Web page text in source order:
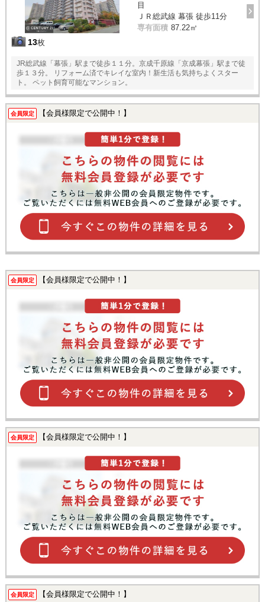
13枚
目
ＪＲ総武線 幕張 徒歩11分
専有面積 87.22㎡
JR総武線「幕張」駅まで徒歩１１分。京成千原線「京成幕張」駅まで徒
歩１３分。 リフォーム済でキレイな室内！新生活も気持ちよくスター
ト。 ペット飼育可能なマンション。
会員限定 【会員様限定で公開中！】
会員限定 【会員様限定で公開中！】
会員限定 【会員様限定で公開中！】
会員限定 【会員様限定で公開中！】